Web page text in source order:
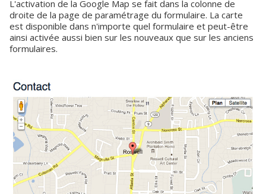
L'activation de la Google Map se fait dans la colonne de
droite de la page de paramétrage du formulaire. La carte
est disponible dans n'importe quel formulaire et peut-être
ainsi activée aussi bien sur les nouveaux que sur les anciens
formulaires.